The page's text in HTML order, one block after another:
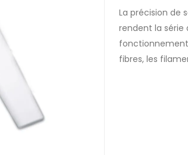
La précision de
rendent la série
fibres, les